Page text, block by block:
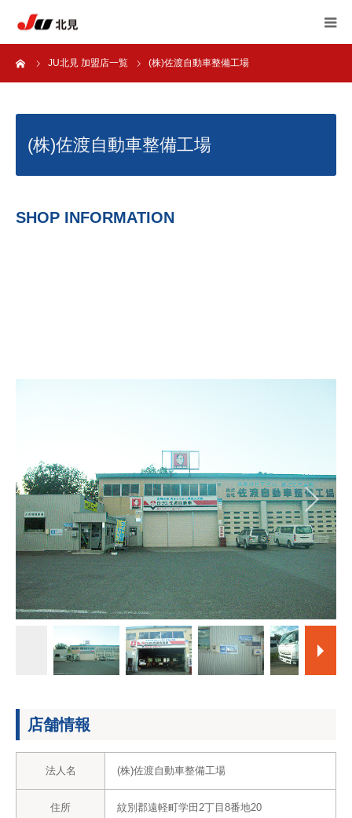
JU北見 加盟店一覧 (株)佐渡自動車整備工場
(株)佐渡自動車整備工場
SHOP INFORMATION
店舗情報
法人名 (株)佐渡自動車整備工場
住所 紋別郡遠軽町学田2丁目8番地20
HOME
中古自動車販売士
JU北見 加盟店一覧